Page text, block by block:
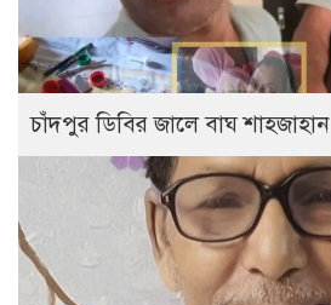
চাঁদপুর ডিবির জালে বাঘ শাহজাহান